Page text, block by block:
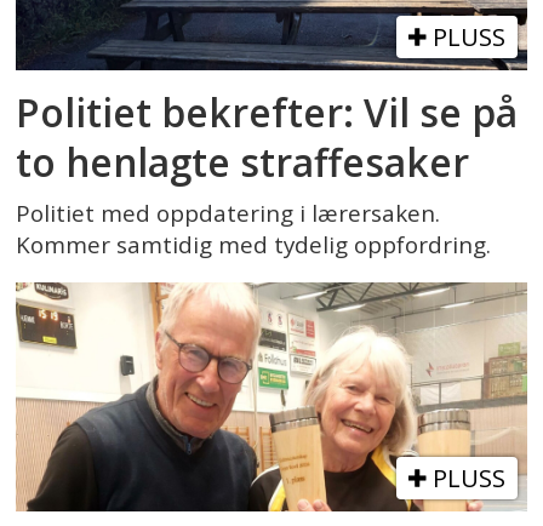
PLUSS
Politiet bekrefter: Vil se på
to henlagte straffesaker
Politiet med oppdatering i lærersaken.
Kommer samtidig med tydelig oppfordring.
PLUSS